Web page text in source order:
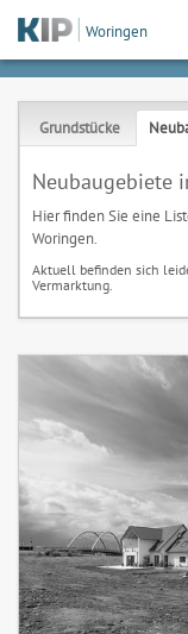
Woringen
Grundstücke
Neubaugebiete
Hier finden Sie eine
Woringen.
Aktuell befinden sich
Vermarktung.